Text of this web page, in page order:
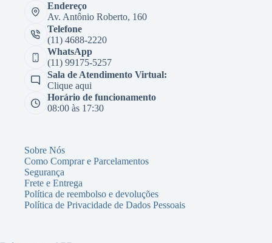
Endereço
Av. Antônio Roberto, 160
Telefone
(11) 4688-2220
WhatsApp
(11) 99175-5257
Sala de Atendimento Virtual:
Clique aqui
Horário de funcionamento
08:00 às 17:30
Sobre Nós
Como Comprar e Parcelamentos
Segurança
Frete e Entrega
Política de reembolso e devoluções
Política de Privacidade de Dados Pessoais